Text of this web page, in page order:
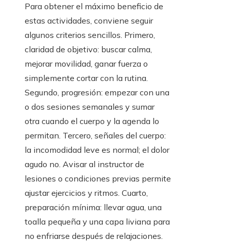
Para obtener el máximo beneficio de
estas actividades, conviene seguir
algunos criterios sencillos. Primero,
claridad de objetivo: buscar calma,
mejorar movilidad, ganar fuerza o
simplemente cortar con la rutina.
Segundo, progresión: empezar con una
o dos sesiones semanales y sumar
otra cuando el cuerpo y la agenda lo
permitan. Tercero, señales del cuerpo:
la incomodidad leve es normal; el dolor
agudo no. Avisar al instructor de
lesiones o condiciones previas permite
ajustar ejercicios y ritmos. Cuarto,
preparación mínima: llevar agua, una
toalla pequeña y una capa liviana para
no enfriarse después de relajaciones.